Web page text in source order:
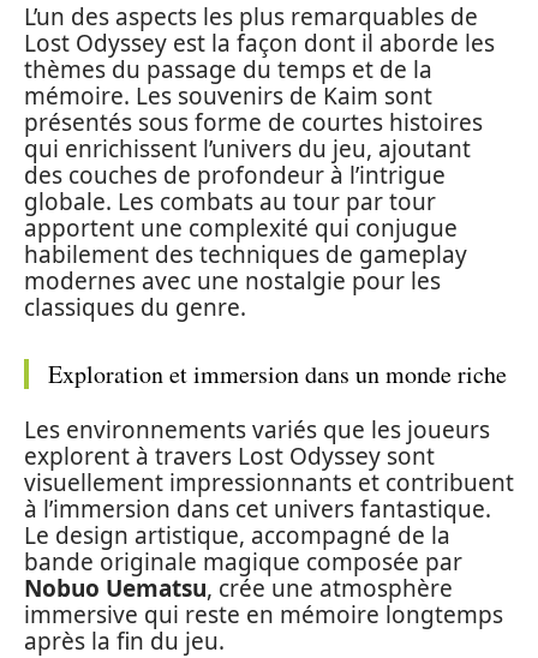
L’un des aspects les plus remarquables de
Lost Odyssey est la façon dont il aborde les
thèmes du passage du temps et de la
mémoire. Les souvenirs de Kaim sont
présentés sous forme de courtes histoires
qui enrichissent l’univers du jeu, ajoutant
des couches de profondeur à l’intrigue
globale. Les combats au tour par tour
apportent une complexité qui conjugue
habilement des techniques de gameplay
modernes avec une nostalgie pour les
classiques du genre.
Exploration et immersion dans un monde riche
Les environnements variés que les joueurs
explorent à travers Lost Odyssey sont
visuellement impressionnants et contribuent
à l’immersion dans cet univers fantastique.
Le design artistique, accompagné de la
bande originale magique composée par
Nobuo Uematsu, crée une atmosphère
immersive qui reste en mémoire longtemps
après la fin du jeu.